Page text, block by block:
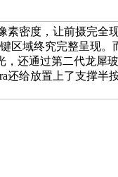
素密度，让前摄完全
区域终究完整呈现。
，还通过第二代龙犀
还给放置上了支撑半